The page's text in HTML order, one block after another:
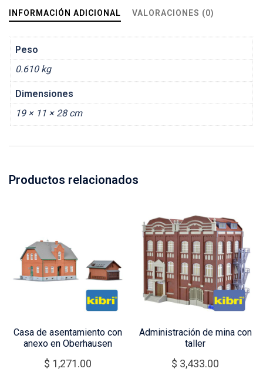
INFORMACIÓN ADICIONAL VALORACIONES (0)
Peso
0.610 kg
Dimensiones
19 × 11 × 28 cm
Productos relacionados
Casa de asentamiento con
anexo en Oberhausen
$ 1,271.00
Administración de mina con
taller
$ 3,433.00